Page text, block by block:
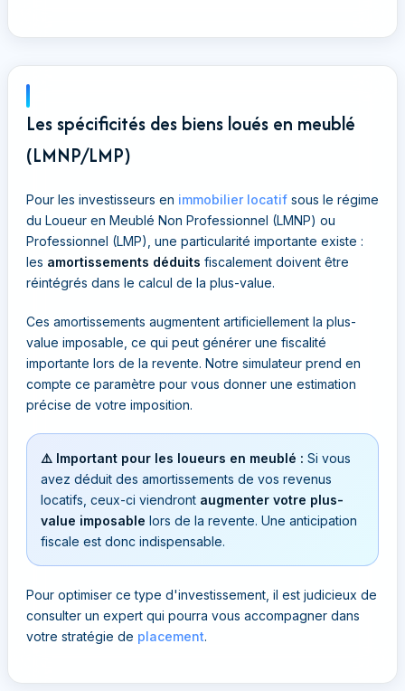
Les spécificités des biens loués en meublé
(LMNP/LMP)
Pour les investisseurs en immobilier locatif sous le régime
du Loueur en Meublé Non Professionnel (LMNP) ou
Professionnel (LMP), une particularité importante existe :
les amortissements déduits fiscalement doivent être
réintégrés dans le calcul de la plus-value.
Ces amortissements augmentent artificiellement la plus-
value imposable, ce qui peut générer une fiscalité
importante lors de la revente. Notre simulateur prend en
compte ce paramètre pour vous donner une estimation
précise de votre imposition.
⚠️ Important pour les loueurs en meublé : Si vous
avez déduit des amortissements de vos revenus
locatifs, ceux-ci viendront augmenter votre plus-
value imposable lors de la revente. Une anticipation
fiscale est donc indispensable.
Pour optimiser ce type d'investissement, il est judicieux de
consulter un expert qui pourra vous accompagner dans
votre stratégie de placement.